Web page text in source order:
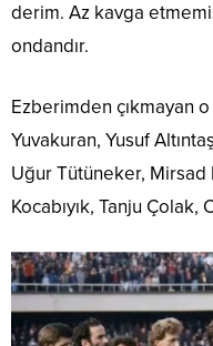
derim. Az kavga
ondandır.
Ezberimden çıkmayan
Yuvakuran, Yusuf
Uğur Tütüneker, Mirsad
Kocabıyık, Tanju Çolak,